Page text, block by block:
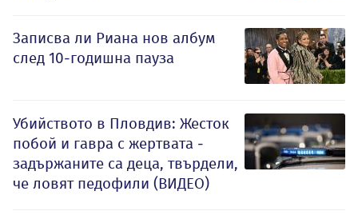
Записва ли Риана нов албум
след 10-годишна пауза
Убийството в Пловдив: Жесток
побой и гавра с жертвата -
задържаните са деца, твърдели,
че ловят педофили (ВИДЕО)